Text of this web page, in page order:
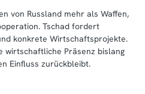
von Russland mehr als Waffen,
Tschad fordert
konkrete Wirtschaftsprojekte.
wirtschaftliche Präsenz bislang
Einfluss zurückbleibt.